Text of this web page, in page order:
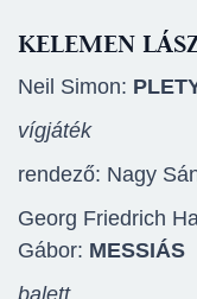
KELEMEN
Neil Simon:
vígjáték
rendező: Nagy
Georg Friedrich
Gábor: MESSIÁS